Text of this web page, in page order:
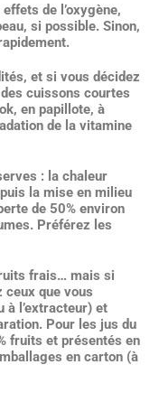
de l’oxygène,
si possible. Sinon,
et si vous décidez
cuissons courtes
en papillote, à
de la vitamine
: la chaleur
la mise en milieu
de 50% environ
Préférez les
frais… mais si
que vous
à l’extracteur) et
Pour les jus du
fruits et présentés en
en carton (à